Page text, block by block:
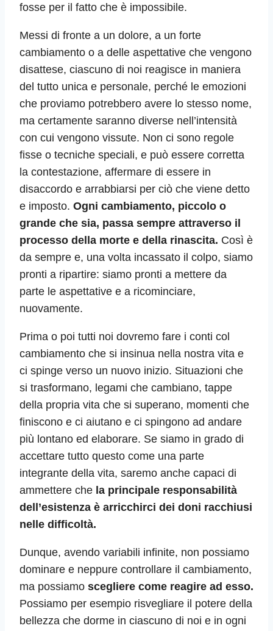
fosse per il fatto che è impossibile.
Messi di fronte a un dolore, a un forte
cambiamento o a delle aspettative che vengono
disattese, ciascuno di noi reagisce in maniera
del tutto unica e personale, perché le emozioni
che proviamo potrebbero avere lo stesso nome,
ma certamente saranno diverse nell’intensità
con cui vengono vissute. Non ci sono regole
fisse o tecniche speciali, e può essere corretta
la contestazione, affermare di essere in
disaccordo e arrabbiarsi per ciò che viene detto
e imposto. Ogni cambiamento, piccolo o
grande che sia, passa sempre attraverso il
processo della morte e della rinascita. Così è
da sempre e, una volta incassato il colpo, siamo
pronti a ripartire: siamo pronti a mettere da
parte le aspettative e a ricominciare,
nuovamente.
Prima o poi tutti noi dovremo fare i conti col
cambiamento che si insinua nella nostra vita e
ci spinge verso un nuovo inizio. Situazioni che
si trasformano, legami che cambiano, tappe
della propria vita che si superano, momenti che
finiscono e ci aiutano e ci spingono ad andare
più lontano ed elaborare. Se siamo in grado di
accettare tutto questo come una parte
integrante della vita, saremo anche capaci di
ammettere che la principale responsabilità
dell’esistenza è arricchirci dei doni racchiusi
nelle difficoltà.
Dunque, avendo variabili infinite, non possiamo
dominare e neppure controllare il cambiamento,
ma possiamo scegliere come reagire ad esso.
Possiamo per esempio risvegliare il potere della
bellezza che dorme in ciascuno di noi e in ogni